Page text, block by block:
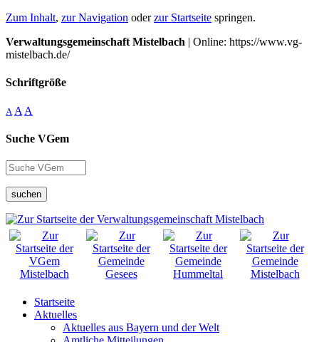
Zum Inhalt, zur Navigation oderzur Startseite springen.
Verwaltungsgemeinschaft Mistelbach | Online: https://www.vg-
mistelbach.de/
Schriftgröße
A A A
Suche VGem
suchen
Startseite
Aktuelles
Aktuelles aus Bayern und der Welt